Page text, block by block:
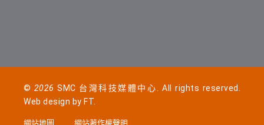
© 2026 SMC 台灣科技媒體中心. All rights reserved.
Web design by FT
網站地圖 網站著作權聲明